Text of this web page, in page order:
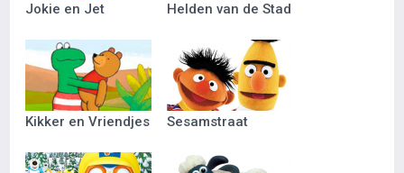
Jokie en Jet Helden van de Stad
Kikker en Vriendjes Sesamstraat